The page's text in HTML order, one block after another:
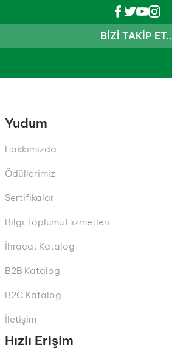
BIZI TAKIP ET..
Yudum
Hakkımızda
Ödüllerimiz
Sertifikalar
Bilgi Toplumu Hizmetleri
İhracat Katalog
B2B Katalog
B2C Katalog
İletişim
Hızlı Erişim